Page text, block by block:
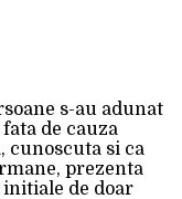
s-au adunat
de cauza
cunoscuta si ca
prezenta
de doar